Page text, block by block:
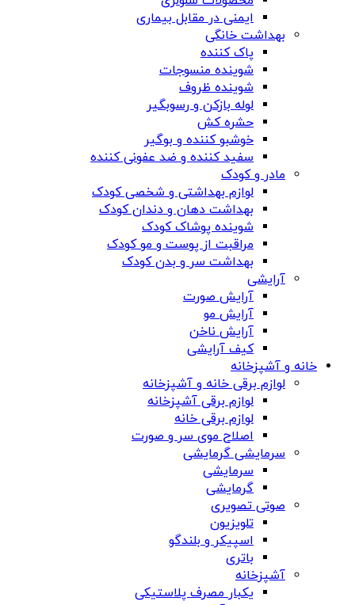
ایمنی در مقابل بیماری
بهداشت خانگی
پاک کننده
شوینده منسوجات
شوینده ظروف
لوله بازکن و رسوبگیر
حشره کش
خوشبو کننده و بوگیر
سفید کننده و ضد عفونی کننده
مادر و کودک
لوازم بهداشتی و شخصی کودک
بهداشت دهان و دندان کودک
شوینده پوشاک کودک
مراقبت از پوست و مو کودک
بهداشت سر و بدن کودک
آرایشی
آرایش صورت
آرایش مو
آرایش ناخن
کیف آرایشی
خانه و آشپزخانه
لوازم برقی خانه و آشپزخانه
لوازم برقی آشپزخانه
لوازم برقی خانه
اصلاح موی سر و صورت
سرمایشی گرمایشی
سرمایشی
گرمایشی
صوتی تصویری
تلویزیون
اسپیکر و بلندگو
باتری
آشپزخانه
یکبار مصرف پلاستیکی